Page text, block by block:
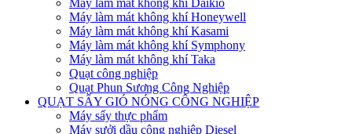
Máy làm mát không khí Daikio
Máy làm mát không khí Honeywell
Máy làm mát không khí Kasami
Máy làm mát không khí Symphony
Máy làm mát không khí Taka
Quạt công nghiệp
Quạt Phun Sương Công Nghiệp
QUẠT SẤY GIÓ NÓNG CÔNG NGHIỆP
Máy sấy thực phẩm
Máy sưởi dầu công nghiệp Diesel